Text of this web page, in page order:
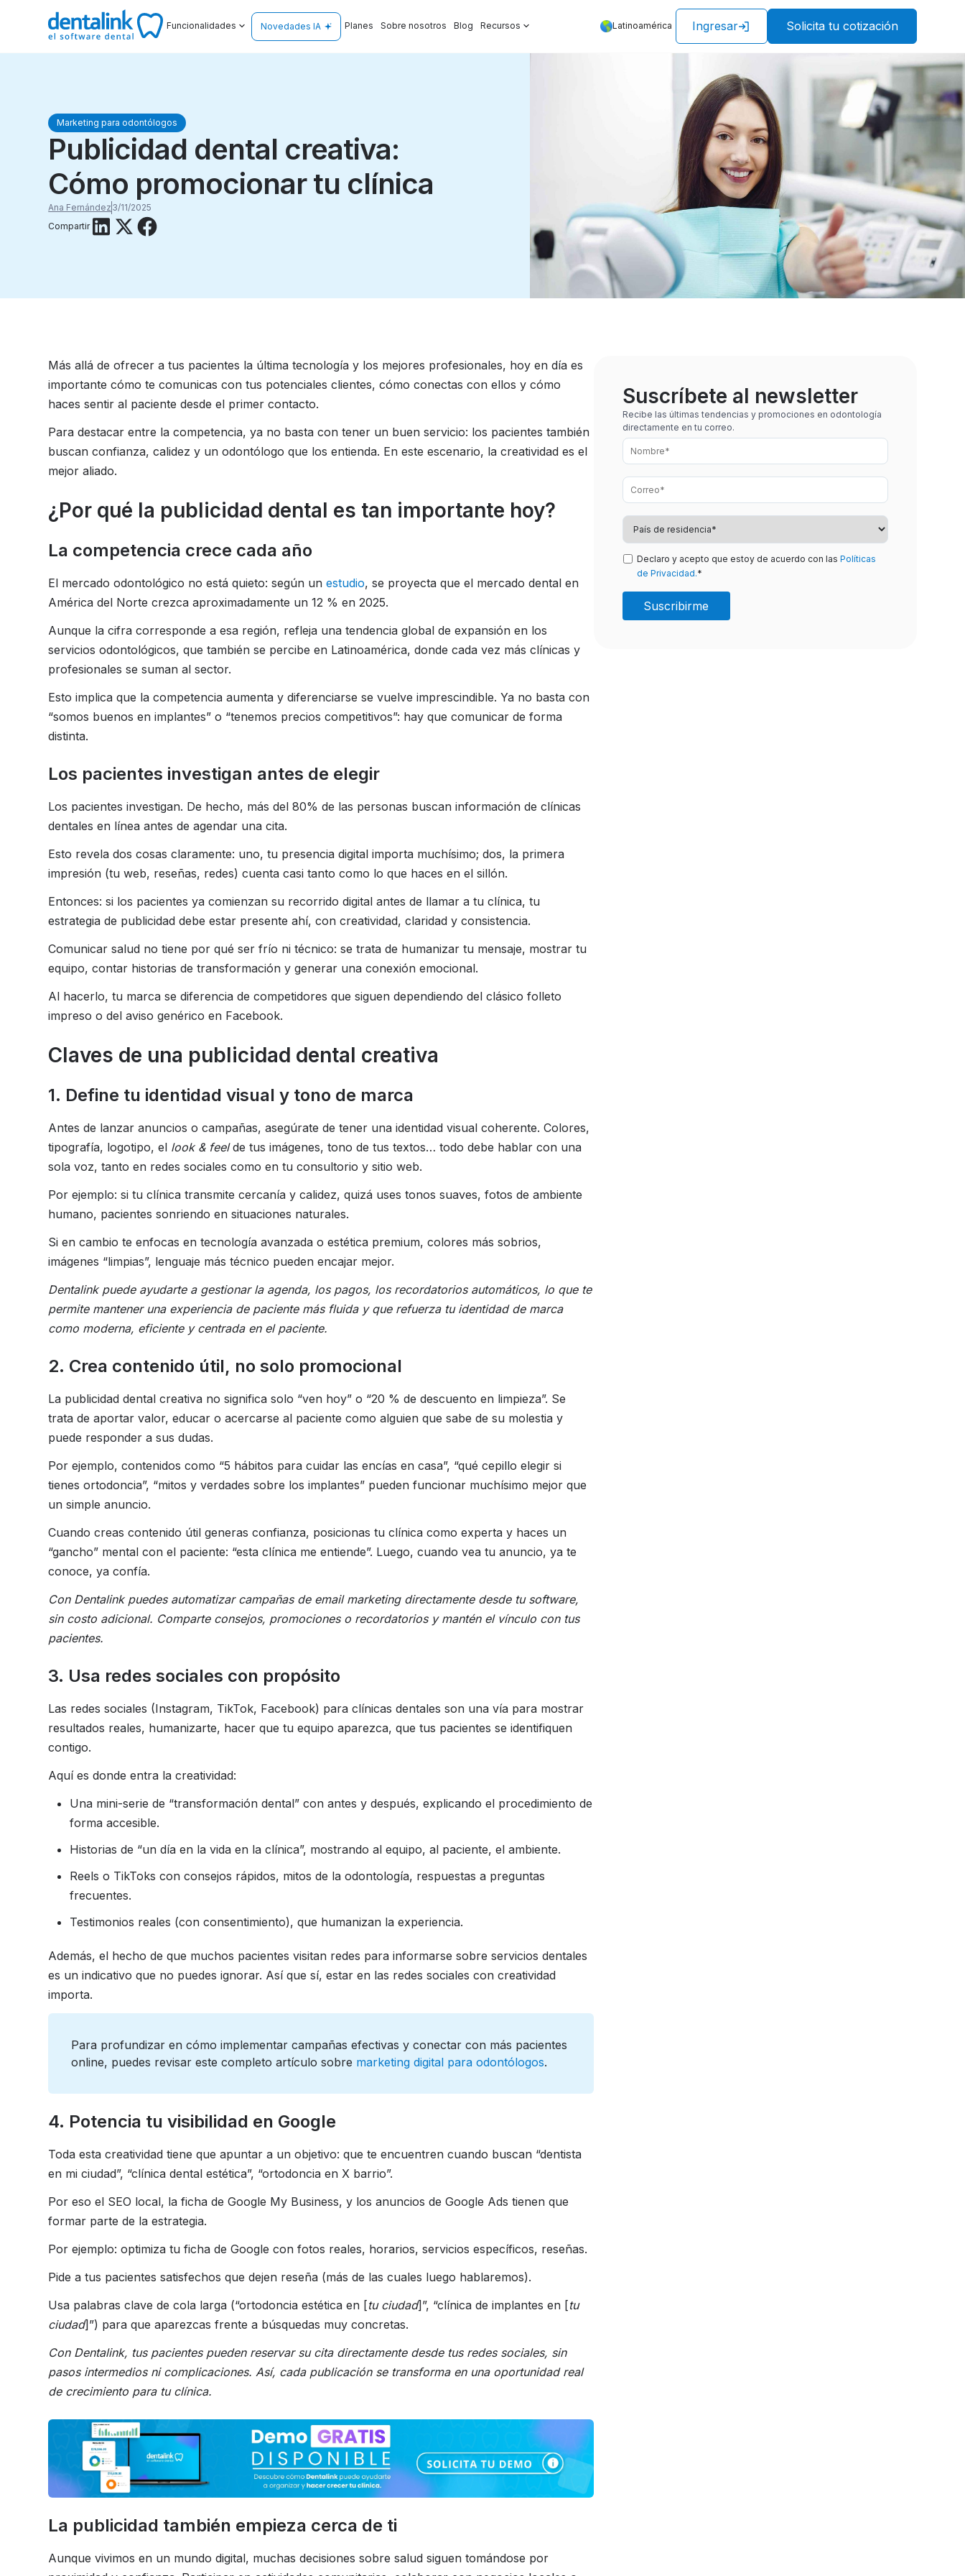
Funcionalidades Novedades IA Planes Sobre nosotros Blog Recursos Latinoamérica Ingresar Solicita tu cotización
Marketing para odontólogos
Publicidad dental creativa:
Cómo promocionar tu clínica
Ana Fernández 3/11/2025
Compartir
Más allá de ofrecer a tus pacientes la última tecnología y los mejores profesionales, hoy en día es
importante cómo te comunicas con tus potenciales clientes, cómo conectas con ellos y cómo
haces sentir al paciente desde el primer contacto.
Para destacar entre la competencia, ya no basta con tener un buen servicio: los pacientes también
buscan confianza, calidez y un odontólogo que los entienda. En este escenario, la creatividad es el
mejor aliado.
¿Por qué la publicidad dental es tan importante hoy?
La competencia crece cada año
El mercado odontológico no está quieto: según un estudio, se proyecta que el mercado dental en
América del Norte crezca aproximadamente un 12 % en 2025.
Aunque la cifra corresponde a esa región, refleja una tendencia global de expansión en los
servicios odontológicos, que también se percibe en Latinoamérica, donde cada vez más clínicas y
profesionales se suman al sector.
Esto implica que la competencia aumenta y diferenciarse se vuelve imprescindible. Ya no basta con
“somos buenos en implantes” o “tenemos precios competitivos”: hay que comunicar de forma
distinta.
Los pacientes investigan antes de elegir
Los pacientes investigan. De hecho, más del 80% de las personas buscan información de clínicas
dentales en línea antes de agendar una cita.
Esto revela dos cosas claramente: uno, tu presencia digital importa muchísimo; dos, la primera
impresión (tu web, reseñas, redes) cuenta casi tanto como lo que haces en el sillón.
Entonces: si los pacientes ya comienzan su recorrido digital antes de llamar a tu clínica, tu
estrategia de publicidad debe estar presente ahí, con creatividad, claridad y consistencia.
Comunicar salud no tiene por qué ser frío ni técnico: se trata de humanizar tu mensaje, mostrar tu
equipo, contar historias de transformación y generar una conexión emocional.
Al hacerlo, tu marca se diferencia de competidores que siguen dependiendo del clásico folleto
impreso o del aviso genérico en Facebook.
Claves de una publicidad dental creativa
1. Define tu identidad visual y tono de marca
Antes de lanzar anuncios o campañas, asegúrate de tener una identidad visual coherente. Colores,
tipografía, logotipo, el look & feelde tus imágenes, tono de tus textos… todo debe hablar con una
sola voz, tanto en redes sociales como en tu consultorio y sitio web.
Por ejemplo: si tu clínica transmite cercanía y calidez, quizá uses tonos suaves, fotos de ambiente
humano, pacientes sonriendo en situaciones naturales.
Si en cambio te enfocas en tecnología avanzada o estética premium, colores más sobrios,
imágenes “limpias”, lenguaje más técnico pueden encajar mejor.
Dentalink puede ayudarte a gestionar la agenda, los pagos, los recordatorios automáticos, lo que te
permite mantener una experiencia de paciente más fluida y que refuerza tu identidad de marca
como moderna, eficiente y centrada en el paciente.
2. Crea contenido útil, no solo promocional
La publicidad dental creativa no significa solo “ven hoy” o “20 % de descuento en limpieza”. Se
trata de aportar valor, educar o acercarse al paciente como alguien que sabe de su molestia y
puede responder a sus dudas.
Por ejemplo, contenidos como “5 hábitos para cuidar las encías en casa”, “qué cepillo elegir si
tienes ortodoncia”, “mitos y verdades sobre los implantes” pueden funcionar muchísimo mejor que
un simple anuncio.
Cuando creas contenido útil generas confianza, posicionas tu clínica como experta y haces un
“gancho” mental con el paciente: “esta clínica me entiende”. Luego, cuando vea tu anuncio, ya te
conoce, ya confía.
Con Dentalink puedes automatizar campañas de email marketing directamente desde tu software,
sin costo adicional. Comparte consejos, promociones o recordatorios y mantén el vínculo con tus
pacientes.
3. Usa redes sociales con propósito
Las redes sociales (Instagram, TikTok, Facebook) para clínicas dentales son una vía para mostrar
resultados reales, humanizarte, hacer que tu equipo aparezca, que tus pacientes se identifiquen
contigo.
Aquí es donde entra la creatividad:
Una mini-serie de “transformación dental” con antes y después, explicando el procedimiento de
forma accesible.
Historias de “un día en la vida en la clínica”, mostrando al equipo, al paciente, el ambiente.
Reels o TikToks con consejos rápidos, mitos de la odontología, respuestas a preguntas
frecuentes.
Testimonios reales (con consentimiento), que humanizan la experiencia.
Además, el hecho de que muchos pacientes visitan redes para informarse sobre servicios dentales
es un indicativo que no puedes ignorar. Así que sí, estar en las redes sociales con creatividad
importa.
Para profundizar en cómo implementar campañas efectivas y conectar con más pacientes
online, puedes revisar este completo artículo sobre marketing digital para odontólogos.
4. Potencia tu visibilidad en Google
Toda esta creatividad tiene que apuntar a un objetivo: que te encuentren cuando buscan “dentista
en mi ciudad”, “clínica dental estética”, “ortodoncia en X barrio”.
Por eso el SEO local, la ficha de Google My Business, y los anuncios de Google Ads tienen que
formar parte de la estrategia.
Por ejemplo: optimiza tu ficha de Google con fotos reales, horarios, servicios específicos, reseñas.
Pide a tus pacientes satisfechos que dejen reseña (más de las cuales luego hablaremos).
Usa palabras clave de cola larga (“ortodoncia estética en [tu ciudad]”, “clínica de implantes en [tu
ciudad]”) para que aparezcas frente a búsquedas muy concretas.
Con Dentalink, tus pacientes pueden reservar su cita directamente desde tus redes sociales, sin
pasos intermedios ni complicaciones. Así, cada publicación se transforma en una oportunidad real
de crecimiento para tu clínica.
La publicidad también empieza cerca de ti
Aunque vivimos en un mundo digital, muchas decisiones sobre salud siguen tomándose por
Suscríbete al newsletter
Recibe las últimas tendencias y promociones en odontología
directamente en tu correo.
Declaro y acepto que estoy de acuerdo con las Políticas
de Privacidad.*